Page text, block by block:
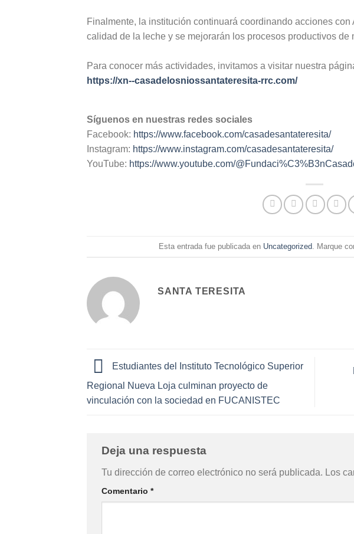
Finalmente, la institución continuará coordinando acciones
calidad de la leche y se mejorarán los procesos productivos de
Para conocer más actividades, invitamos a visitar nuestra
https://xn--casadelosniossantateresita-rrc.com/
Síguenos en nuestras redes sociales
Facebook: https://www.facebook.com/casadesantateresita/
Instagram: https://www.instagram.com/casadesantateresita/
YouTube: https://www.youtube.com/
Esta entrada fue publicada en Uncategorized . Marque
SANTA TERESITA
Estudiantes del Instituto Tecnológico Superior
Regional Nueva Loja culminan proyecto de
vinculación con la sociedad en FUCANISTEC
Deja una respuesta
Tu dirección de correo electrónico no será publicada. Los
Comentario *